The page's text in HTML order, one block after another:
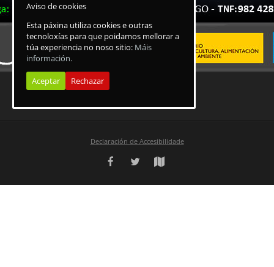
Declaración de Accesibilidade
Aviso de cookies
Esta páxina utiliza cookies e outras
tecnoloxías para que poidamos mellorar a
túa experiencia no noso sitio: Máis
información.
Aceptar Rechazar